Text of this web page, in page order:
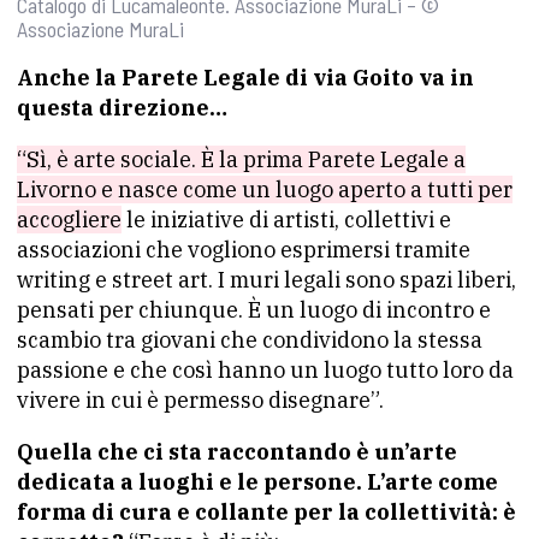
Associazione MuraLi
Anche la Parete Legale di via Goito va in
questa direzione…
“Sì, è arte sociale. È la prima Parete Legale a
Livorno e nasce come un luogo aperto a tutti per
accogliere le iniziative di artisti, collettivi e
associazioni che vogliono esprimersi tramite
writing e street art. I muri legali sono spazi liberi,
pensati per chiunque. È un luogo di incontro e
scambio tra giovani che condividono la stessa
passione e che così hanno un luogo tutto loro da
vivere in cui è permesso disegnare”.
Quella che ci sta raccontando è un’arte
dedicata a luoghi e le persone. L’arte come
forma di cura e collante per la collettività: è